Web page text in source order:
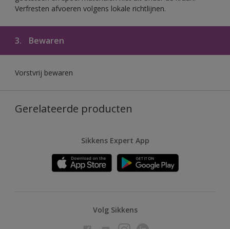
Verfresten afvoeren volgens lokale richtlijnen.
3. Bewaren
Vorstvrij bewaren
Gerelateerde producten
Sikkens Expert App
Volg Sikkens